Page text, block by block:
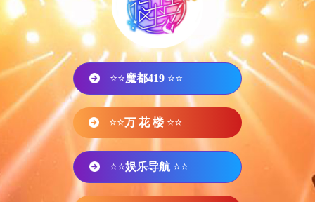
⭐⭐魔都419 ⭐⭐
⭐⭐万 花 楼 ⭐⭐
⭐⭐娱乐导航 ⭐⭐